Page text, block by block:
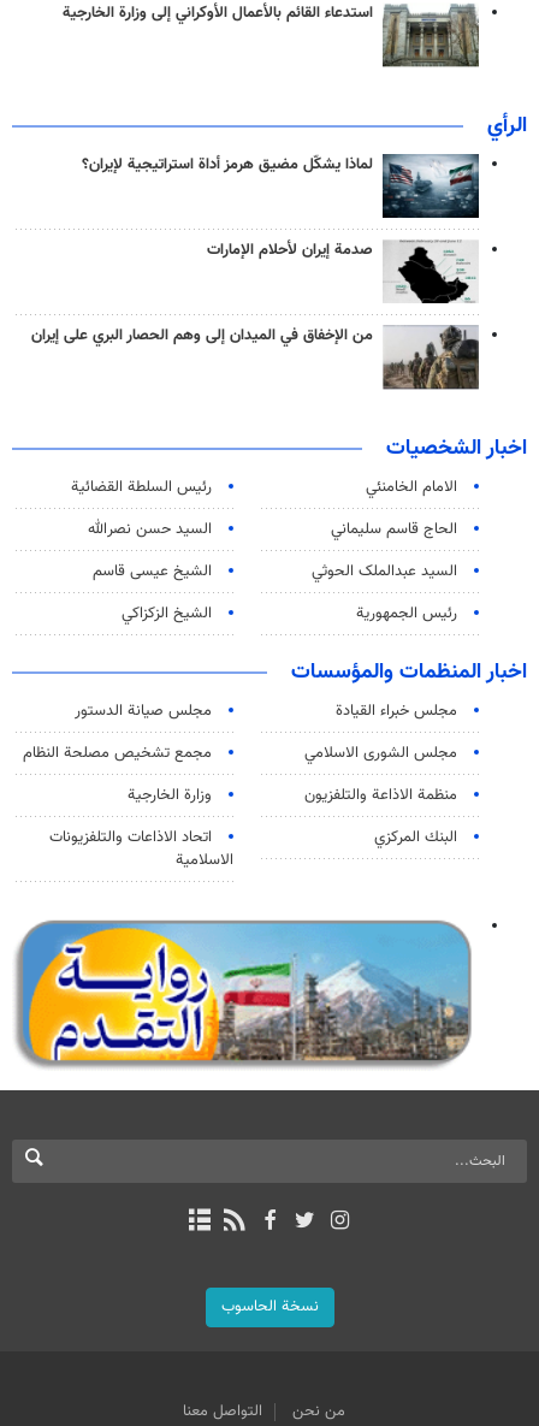
استدعاء القائم بالأعمال الأوكراني إلى وزارة الخارجية
الرأي
لماذا يشكّل مضيق هرمز أداة استراتيجية لإيران؟
صدمة إيران لأحلام الإمارات
من الإخفاق في الميدان إلى وهم الحصار البري على إيران
اخبار الشخصيات
الامام الخامنئي
رئیس السلطة القضائیة
الحاج قاسم سليماني
السيد حسن نصرالله
السید عبدالملک الحوثي
الشيخ عيسى قاسم
رئيس الجمهورية
الشيخ الزكزاكي
اخبار المنظمات والمؤسسات
مجلس خبراء القيادة
مجلس صيانة الدستور
مجلس الشورى الاسلامي
مجمع تشخيص مصلحة النظام
منظمة الاذاعة والتلفزیون
وزارة الخارجية
البنك المركزي
اتحاد الاذاعات والتلفزيونات
الاسلامية
نسخة الحاسوب
من نحن التواصل معنا